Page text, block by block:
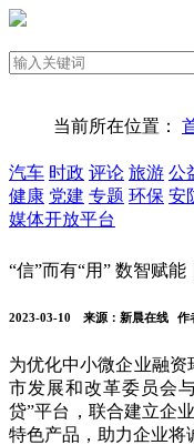
当前所在位置：
汽车 时政 评论 旅游 公
健康 党建 专题 环保 安
媒体开放平台
“信”而有“用” 数智赋
2023-03-10 来源：新晨在线 作
为优化中小微企业融资
市发展和改革委员会
贷”平台，联合建立企
特色产品，助力企业将